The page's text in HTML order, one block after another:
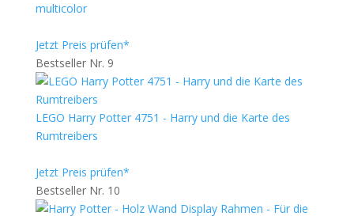
multicolor
Jetzt Preis prüfen*
Bestseller Nr. 9
LEGO Harry Potter 4751 - Harry und die Karte des
Rumtreibers
Jetzt Preis prüfen*
Bestseller Nr. 10